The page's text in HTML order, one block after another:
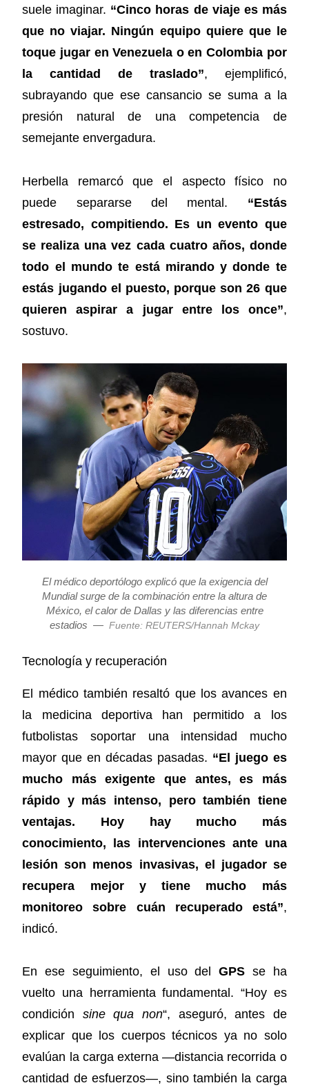
suele imaginar. “Cinco horas de viaje es más
que no viajar. Ningún equipo quiere que le
toque jugar en Venezuela o en Colombia por
la cantidad de traslado”, ejemplificó,
subrayando que ese cansancio se suma a la
presión natural de una competencia de
semejante envergadura.
Herbella remarcó que el aspecto físico no
puede separarse del mental. “Estás
estresado, compitiendo. Es un evento que
se realiza una vez cada cuatro años, donde
todo el mundo te está mirando y donde te
estás jugando el puesto, porque son 26 que
quieren aspirar a jugar entre los once”,
sostuvo.
El médico deportólogo explicó que la exigencia del
Mundial surge de la combinación entre la altura de
México, el calor de Dallas y las diferencias entre
estadios — Fuente: REUTERS/Hannah Mckay
Tecnología y recuperación
El médico también resaltó que los avances en
la medicina deportiva han permitido a los
futbolistas soportar una intensidad mucho
mayor que en décadas pasadas. “El juego es
mucho más exigente que antes, es más
rápido y más intenso, pero también tiene
ventajas. Hoy hay mucho más
conocimiento, las intervenciones ante una
lesión son menos invasivas, el jugador se
recupera mejor y tiene mucho más
monitoreo sobre cuán recuperado está”,
indicó.
En ese seguimiento, el uso delGPS se ha
vuelto una herramienta fundamental. “Hoy es
condición sine qua non“, aseguró, antes de
explicar que los cuerpos técnicos ya no solo
evalúan la carga externa —distancia recorrida o
cantidad de esfuerzos—, sino también la carga